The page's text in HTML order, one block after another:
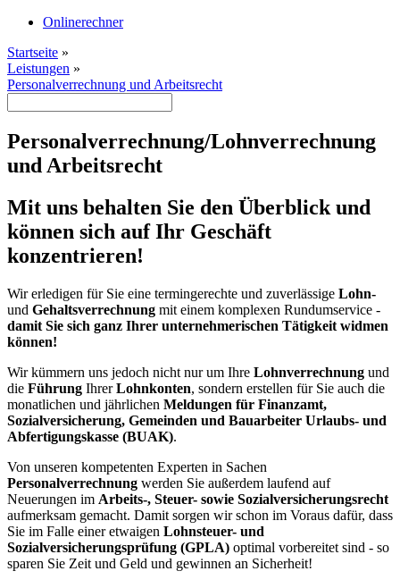
Onlinerechner
Startseite »
Leistungen »
Personalverrechnung und Arbeitsrecht
Personalverrechnung/Lohnverrechnung
und Arbeitsrecht
Mit uns behalten Sie den Überblick und
können sich auf Ihr Geschäft
konzentrieren!
Wir erledigen für Sie eine termingerechte und zuverlässige Lohn-
und Gehaltsverrechnung mit einem komplexen Rundumservice -
damit Sie sich ganz Ihrer unternehmerischen Tätigkeit widmen
können!
Wir kümmern uns jedoch nicht nur um Ihre Lohnverrechnung und
die Führung IhrerLohnkonten, sondern erstellen für Sie auch die
monatlichen und jährlichen Meldungen für Finanzamt,
Sozialversicherung, Gemeinden und Bauarbeiter Urlaubs- und
Abfertigungskasse (BUAK).
Von unseren kompetenten Experten in Sachen
Personalverrechnung werden Sie außerdem laufend auf
Neuerungen im Arbeits-, Steuer- sowie Sozialversicherungsrecht
aufmerksam gemacht. Damit sorgen wir schon im Voraus dafür, dass
Sie im Falle einer etwaigen Lohnsteuer- und
Sozialversicherungsprüfung (GPLA) optimal vorbereitet sind - so
sparen Sie Zeit und Geld und gewinnen an Sicherheit!